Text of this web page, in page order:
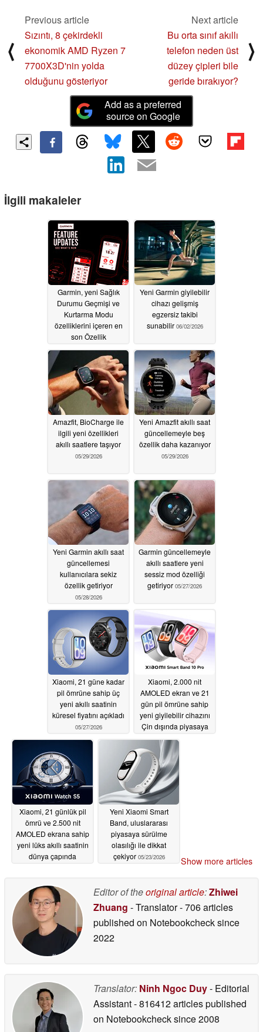
⟨
Previous article
Sızıntı, 8 çekirdekli
ekonomik AMD Ryzen 7
7700X3D'nin yolda
olduğunu gösteriyor
Next article
Bu orta sınıf akıllı
telefon neden üst
düzey çipleri bile
geride bırakıyor?
⟩
Add as a preferred
source on Google
İlgili makaleler
Garmin, yeni Sağlık
Durumu Geçmişi ve
Kurtarma Modu
özelliklerini içeren en
son Özellik
06/03/2026
Yeni Garmin giyilebilir
cihazı gelişmiş
egzersiz takibi
sunabilir 06/02/2026
Amazfit, BioCharge ile
ilgili yeni özellikleri
akıllı saatlere taşıyor
05/29/2026
Yeni Amazfit akıllı saat
güncellemeyle beş
özellik daha kazanıyor
05/29/2026
Yeni Garmin akıllı saat
güncellemesi
kullanıcılara sekiz
özellik getiriyor
05/28/2026
Garmin güncellemeyle
akıllı saatlere yeni
sessiz mod özelliği
getiriyor 05/27/2026
Xiaomi, 21 güne kadar
pil ömrüne sahip üç
yeni akıllı saatinin
küresel fiyatını açıkladı
05/27/2026
Xiaomi, 2.000 nit
AMOLED ekran ve 21
gün pil ömrüne sahip
yeni giyilebilir cihazını
Çin dışında piyasaya
05/26/2026
Xiaomi, 21 günlük pil
ömrü ve 2.500 nit
AMOLED ekrana sahip
yeni lüks akıllı saatinin
dünya çapında
Yeni Xiaomi Smart
Band, uluslararası
piyasaya sürülme
olasılığı ile dikkat
çekiyor 05/23/2026 Show more articles
Editor of theoriginal article:Zhiwei
Zhuang - Translator- 706 articles
published on Notebookchecksince
2022
Translator: Ninh Ngoc Duy- Editorial
Assistant- 816412 articles published
on Notebookchecksince 2008